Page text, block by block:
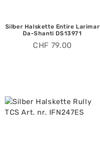
Silber Halskette Entire Larimar
Da-Shanti DS13971
CHF 79.00